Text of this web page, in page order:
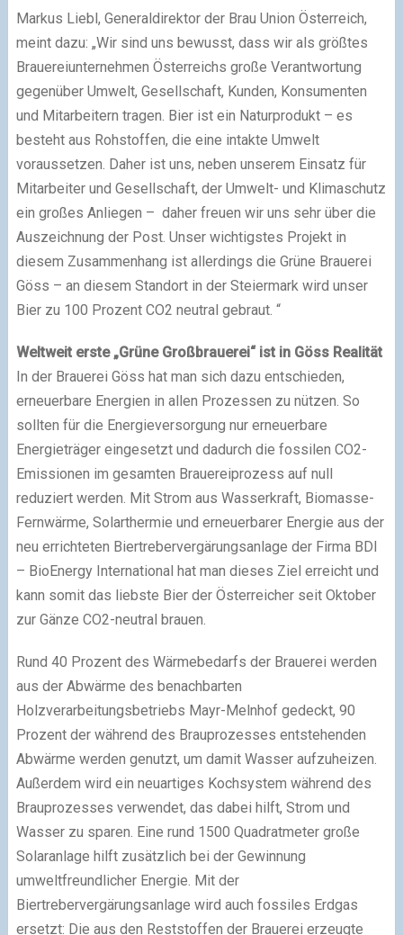
Markus Liebl, Generaldirektor der Brau Union Österreich,
meint dazu: „Wir sind uns bewusst, dass wir als größtes
Brauereiunternehmen Österreichs große Verantwortung
gegenüber Umwelt, Gesellschaft, Kunden, Konsumenten
und Mitarbeitern tragen. Bier ist ein Naturprodukt – es
besteht aus Rohstoffen, die eine intakte Umwelt
voraussetzen. Daher ist uns, neben unserem Einsatz für
Mitarbeiter und Gesellschaft, der Umwelt- und Klimaschutz
ein großes Anliegen – daher freuen wir uns sehr über die
Auszeichnung der Post. Unser wichtigstes Projekt in
diesem Zusammenhang ist allerdings die Grüne Brauerei
Göss – an diesem Standort in der Steiermark wird unser
Bier zu 100 Prozent CO2 neutral gebraut. “
Weltweit erste „Grüne Großbrauerei“ ist in Göss Realität
In der Brauerei Göss hat man sich dazu entschieden,
erneuerbare Energien in allen Prozessen zu nützen. So
sollten für die Energieversorgung nur erneuerbare
Energieträger eingesetzt und dadurch die fossilen CO2-
Emissionen im gesamten Brauereiprozess auf null
reduziert werden. Mit Strom aus Wasserkraft, Biomasse-
Fernwärme, Solarthermie und erneuerbarer Energie aus der
neu errichteten Biertrebervergärungsanlage der Firma BDI
– BioEnergy International hat man dieses Ziel erreicht und
kann somit das liebste Bier der Österreicher seit Oktober
zur Gänze CO2-neutral brauen.
Rund 40 Prozent des Wärmebedarfs der Brauerei werden
aus der Abwärme des benachbarten
Holzverarbeitungsbetriebs Mayr-Melnhof gedeckt, 90
Prozent der während des Brauprozesses entstehenden
Abwärme werden genutzt, um damit Wasser aufzuheizen.
Außerdem wird ein neuartiges Kochsystem während des
Brauprozesses verwendet, das dabei hilft, Strom und
Wasser zu sparen. Eine rund 1500 Quadratmeter große
Solaranlage hilft zusätzlich bei der Gewinnung
umweltfreundlicher Energie. Mit der
Biertrebervergärungsanlage wird auch fossiles Erdgas
ersetzt: Die aus den Reststoffen der Brauerei erzeugte